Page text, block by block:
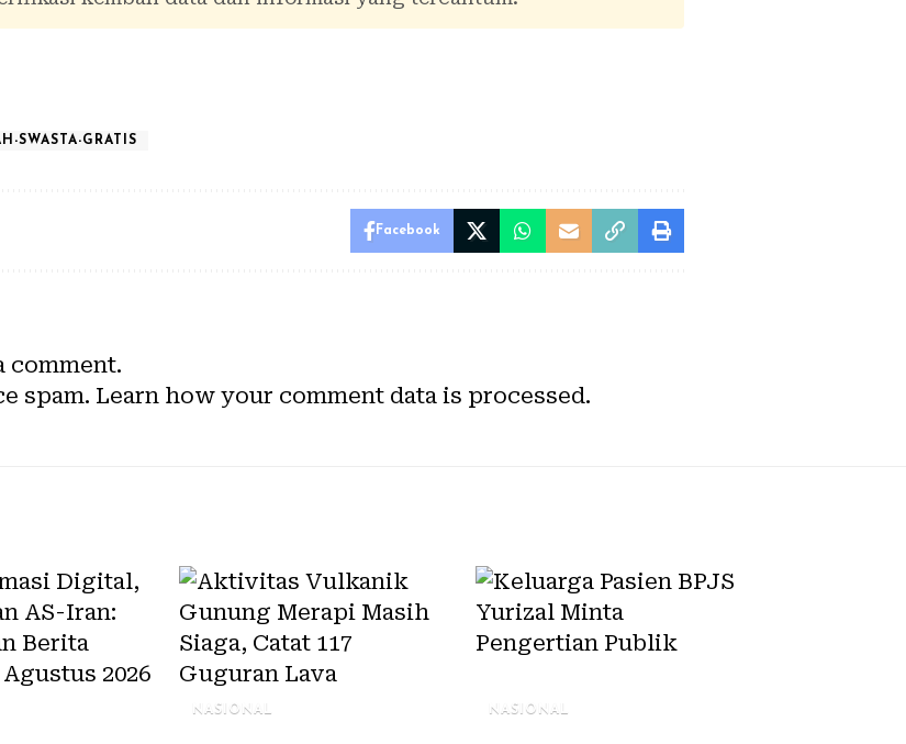
SWASTA-GRATIS
Facebook
comment.
spam. Learn how your comment data is processed.
NASIONAL NASIONAL